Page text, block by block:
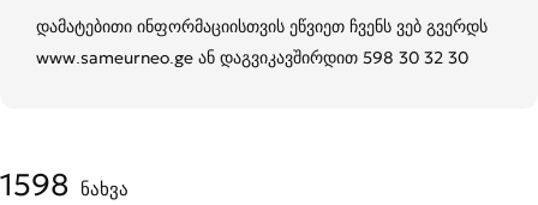
დამატებითი ინფორმაციისთვის ეწვიეთ ჩვენს ვებ გვერდს
www.sameurneo.ge ან დაგვიკავშირდით 598 30 32 30
1598 ნახვა